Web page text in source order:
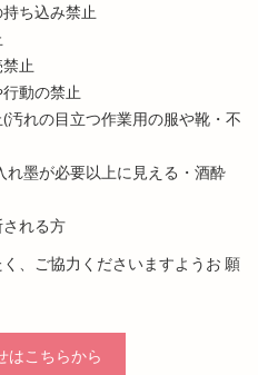
ち込み禁止
止
動の禁止
れの目立つ作業用の服や靴・不
墨が必要以上に見える・酒酔
れる方
、ご協力くださいますようお 願
はこちらから